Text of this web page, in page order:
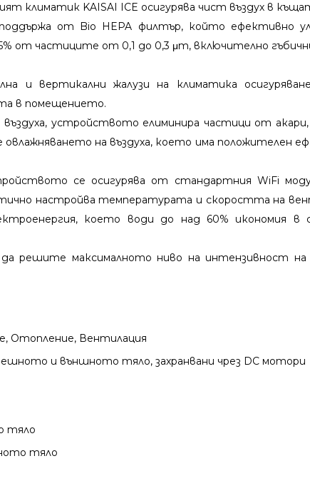
климатик KAISAI ICE осигурява чист въздух в
от Bio HEPA филтър, който ефективно
от частиците от 0,1 до 0,3 μm, включително
и вертикални жалузи на климатика
в помещението.
въздуха, устройството елиминира частици от
на въздуха, което има положителен
се осигурява от стандартния WiFi
настройва температурата и скоростта на
което води до над 60% икономия
да решите максималното ниво на интензивност
Отопление, Вентилация
и външното тяло, захранвани чрез DC мотори
тяло
тяло